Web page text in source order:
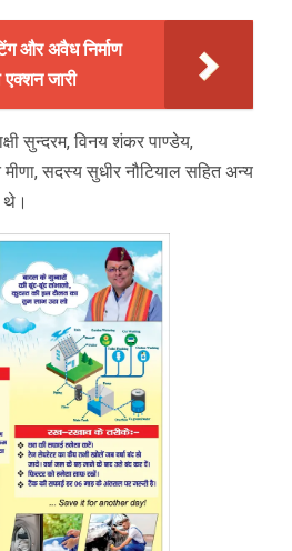
और अवैध निर्माण
जारी
सुन्दरम, विनय शंकर पाण्डेय,
सदस्य सुधीर नौटियाल सहित अन्य
थे।